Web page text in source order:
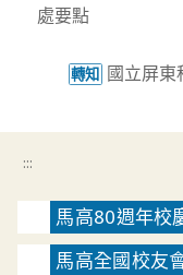
articles
處要點
轉知 國立屏東
:::
馬高80週年校
馬高全國校友